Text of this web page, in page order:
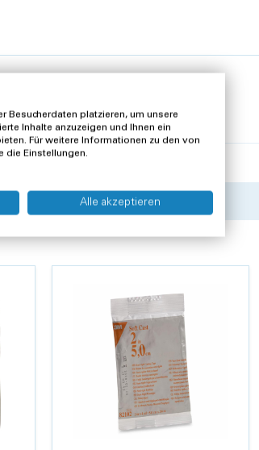
Besucherdaten platzieren, um unsere
Inhalte anzuzeigen und Ihnen ein
Für weitere Informationen zu den von
die Einstellungen.
Alle akzeptieren